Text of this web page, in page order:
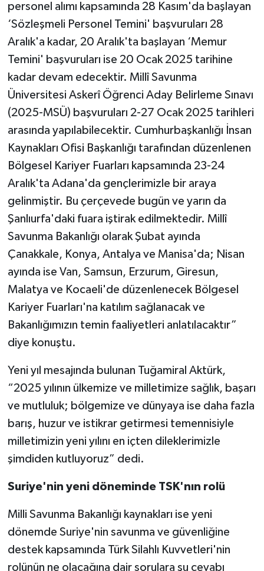
personel alımı kapsamında 28 Kasım'da başlayan
‘Sözleşmeli Personel Temini' başvuruları 28
Aralık'a kadar, 20 Aralık'ta başlayan ‘Memur
Temini' başvuruları ise 20 Ocak 2025 tarihine
kadar devam edecektir. Millî Savunma
Üniversitesi Askerî Öğrenci Aday Belirleme Sınavı
(2025-MSÜ) başvuruları 2-27 Ocak 2025 tarihleri
arasında yapılabilecektir. Cumhurbaşkanlığı İnsan
Kaynakları Ofisi Başkanlığı tarafından düzenlenen
Bölgesel Kariyer Fuarları kapsamında 23-24
Aralık'ta Adana'da gençlerimizle bir araya
gelinmiştir. Bu çerçevede bugün ve yarın da
Şanlıurfa'daki fuara iştirak edilmektedir. Millî
Savunma Bakanlığı olarak Şubat ayında
Çanakkale, Konya, Antalya ve Manisa'da; Nisan
ayında ise Van, Samsun, Erzurum, Giresun,
Malatya ve Kocaeli'de düzenlenecek Bölgesel
Kariyer Fuarları'na katılım sağlanacak ve
Bakanlığımızın temin faaliyetleri anlatılacaktır”
diye konuştu.
Yeni yıl mesajında bulunan Tuğamiral Aktürk,
“2025 yılının ülkemize ve milletimize sağlık, başarı
ve mutluluk; bölgemize ve dünyaya ise daha fazla
barış, huzur ve istikrar getirmesi temennisiyle
milletimizin yeni yılını en içten dileklerimizle
şimdiden kutluyoruz” dedi.
Suriye'nin yeni döneminde TSK'nın rolü
Milli Savunma Bakanlığı kaynakları ise yeni
dönemde Suriye'nin savunma ve güvenliğine
destek kapsamında Türk Silahlı Kuvvetleri'nin
rolünün ne olacağına dair sorulara şu cevabı